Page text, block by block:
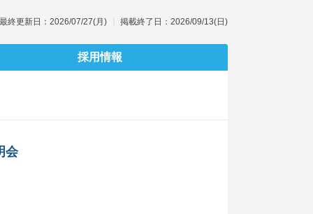
最終更新日：2026/07/27(月) 掲載終了日：2026/09/13(日)
採用情報
会